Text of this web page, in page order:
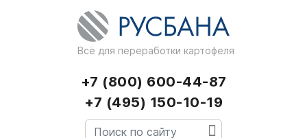
Всё для переработки картофеля
+7 (800) 600-44-87
+7 (495) 150-10-19